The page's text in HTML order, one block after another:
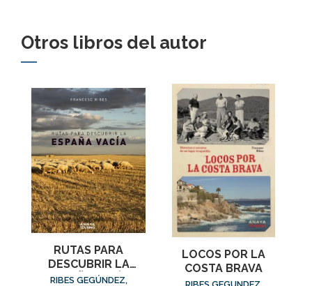
Otros libros del autor
RUTAS PARA
DESCUBRIR LA
ESPAÑA VACÍA
RIBES GEGÚNDEZ,
LOCOS POR LA
COSTA BRAVA